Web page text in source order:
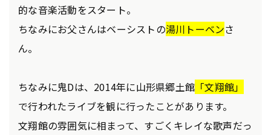
的な音楽活動をスタート。
ちなみにお父さんはベーシストの湯川トーベンさ
ん。
ちなみに鬼Dは、2014年に山形県郷土館 「文翔館」
で行われたライブを観に行ったことがあります。
文翔館の雰囲気に相まって、すごくキレイな歌声だっ